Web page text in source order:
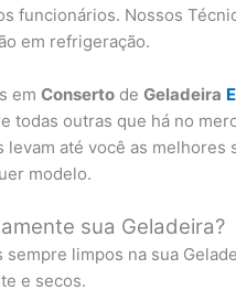
funcionários. Nossos
em refrigeração.
emConserto deGeladeira
todas outras que há no
até você as melhores
modelo.
sua Geladeira?
limpos na sua
e secos.